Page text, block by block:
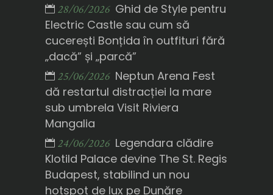
28/06/2026 Ghid de Style pentru
Electric Castle sau cum să
cucerești Bonțida în outfituri fără
„dacă” și „parcă”
25/06/2026 Neptun Arena Fest
dă restartul distracției la mare
sub umbrela Visit Riviera
Mangalia
24/06/2026 Legendara clădire
Klotild Palace devine The St. Regis
Budapest, stabilind un nou
hotspot de lux pe Dunăre